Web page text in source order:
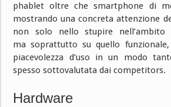
phablet oltre che smartphone di
mostrando una concreta attenzione
non solo nello stupire nell’ambito
ma soprattutto su quello
piacevolezza d’uso in un modo
spesso sottovalutata dai competitors.
Hardware